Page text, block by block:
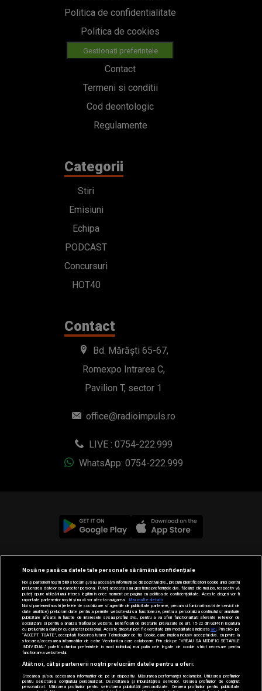
Politica de confidentialitate
Politica de cookies
Gestionați preferințele
Contact
Termeni si conditii
Cod deontologic
Regulamente
Categorii
Stiri
Emisiuni
Echipa
PODCAST
Concursuri
HOT40
Contact
Bd. Mărăști 65-67,
Romexpo Intrarea C,
Pavilion T, sector 1
office@radioimpuls.ro
LIVE : 0754-222.999
WhatsApp: 0754-222.999
© 2019-2026 DOGAN MEDIA INTERNATIONAL SA, Toate
drepturile rezervate.
Nouă ne pasă ca datele tale personale să rămână confidențiale
Noi și partenerii noștri589stocăm și/sau accesăm informații pe dispozitivul dvs., precum identificatorii cookie unici pentru
prelucrarea datelor cu caracter personal. Puteți accepta sau gestiona preferințele dvs. făcând clic mai jos, respectiv vă
puteți opune utilizării unui interes legitim în orice moment pe pagina cu politica de confidențialitate. Aceste alegeri vor fi
raportate partenerilor noștri și nu vă vor afecta navigarea.
Mai multe detalii
Noi si partenerii nostri (retelele de socializare si agentiile de publicitate partenere, precum si furnizorii nostri de servicii de
date analitice) prelucram date pentru a permite website-ului sa functioneze, pentru a personaliza continutul si anunturile
publicitare afisate in functie de interesele si/sau profilul dvs., pentru a va oferi functionalitati aferente retelelor de
socializare si pentru a analiza traficul pe website. Beneficiati de drepturile prevazute de art. 15-22 din GDPR in legatura
cu prelucrarea datelor cu caracter personal. Aceste drepturi pot fi exercitate prin modalitatea indicataaici . Prin click pe
“ACCEPT TOATE”, acceptati folosirea tuturor Tehnologiilor de tip Cookie, care implica inclusiv acceptul dvs. cu privire la
stocarea/accesarea informatiilor de catre Vendor-ii cu care colaboram. Prin click pe “VREAU SA MODIFIC SETARILE
INDIVIDUAL” puteti schimba preferintele in mod individual, mai putin cele legate de cookie strict necesare pentru
functionarea website-ului.
Atât noi, cât și partenerii noștri prelucrăm datele pentru a oferi:
Stocarea și/sau accesarea informațiilor de pe un dispozitiv. Măsurarea performanței reclamelor. Utilizarea profilurilor
pentru selectarea conținutului personalizat. Dezvoltarea și îmbunătățirea serviciilor. Crearea profilurilor de conținut
personalizat. Utilizarea profilurilor pentru selectarea publicității personalizate. Crearea profilurilor pentru publicitate